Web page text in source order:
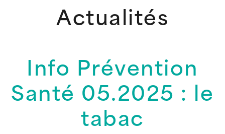
Actualités
Info Prévention
Santé 05.2025 : le
tabac